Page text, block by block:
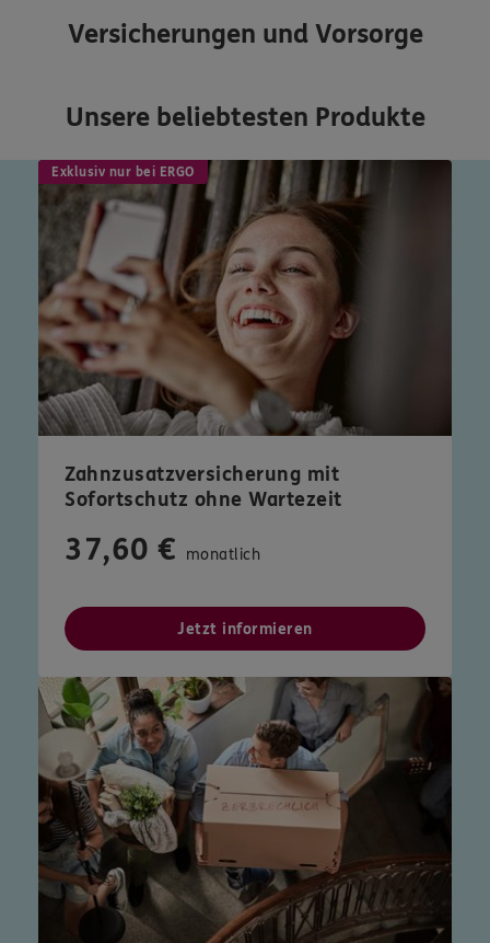
Versicherungen und Vorsorge
Unsere beliebtesten Produkte
Exklusiv nur bei ERGO
Zahnzusatzversicherung mit
Sofortschutz ohne Wartezeit
37,60 € monatlich
Jetzt informieren